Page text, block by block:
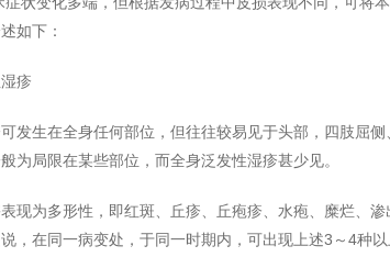
如下：
疹
生在全身任何部位，但往往较易见于头部，四肢屈侧
为局限在某些部位，而全身泛发性湿疹甚少见。
为多形性，即红斑、丘疹、丘疱疹、水疱、糜烂、渗
，在同一病变处，于同一时期内，可出现上述3～4种